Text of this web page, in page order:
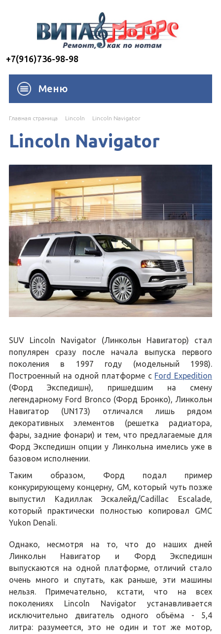
+7(916)736-98-98
Меню
Главная страница Lincoln Lincoln Navigator
Lincoln Navigator
SUV Lincoln Navigator (Линкольн Навигатор) стал
популярен сразу после начала выпуска первого
поколения в 1997 году (модельный 1998).
Построенный на одной платформе с Ford Expedition
(Форд Экспедишн), пришедшим на смену
легендарному Ford Bronco (Форд Бронко), Линкольн
Навигатор (UN173) отличался лишь рядом
декоративных элементов (решетка радиатора,
фары, задние фонари) и тем, что предлагаемые для
Форд Экспедишн опции у Линкольна имелись уже в
базовом исполнении.
Таким образом, Форд подал пример
конкурирующему концерну, GM, который чуть позже
выпустил Кадиллак Эскалейд/Cadillac Escalade,
который практически полностью копировал GMC
Yukon Denali.
Однако, несмотря на то, что до наших дней
Линкольн Навигатор и Форд Экспедишн
выпускаются на одной платформе, отличий стало
очень много и спутать, как раньше, эти машины
нельзя. Примечательно, кстати, что на всех
поколениях Lincoln Navigator устанавливается
исключительно двигатель одного объёма - 5,4
литра: разумеется, это не один и тот же мотор,